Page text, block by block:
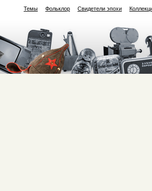
Темы Фольклор Свидетели эпохи